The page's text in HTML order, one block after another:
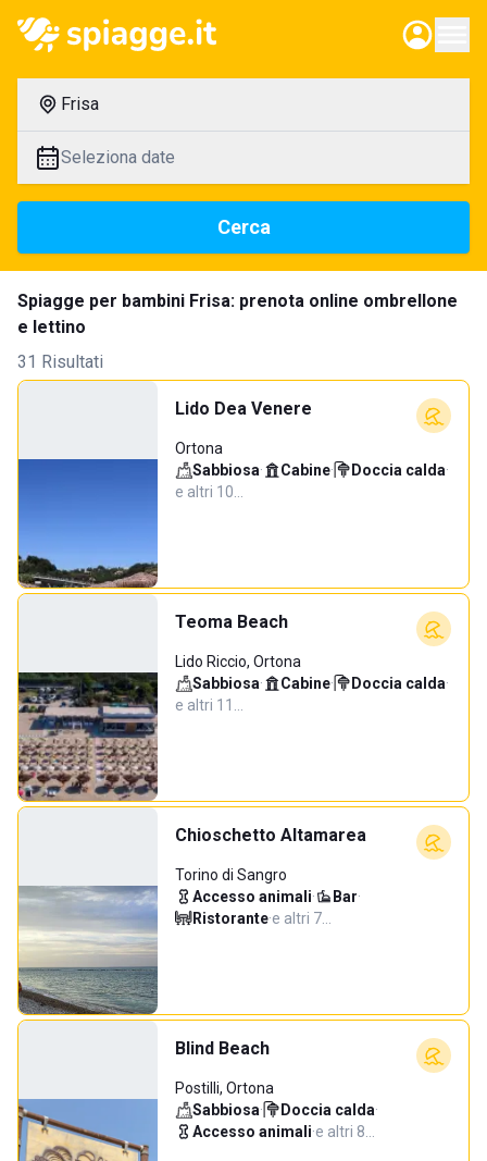
Frisa
Seleziona date
Cerca
Spiagge per bambini Frisa: prenota online ombrellone
e lettino
31 Risultati
Lido Dea Venere
Ortona
Sabbiosa· Cabine· Doccia calda·
e altri 10…
Teoma Beach
Lido Riccio, Ortona
Sabbiosa· Cabine· Doccia calda·
e altri 11…
Chioschetto Altamarea
Torino di Sangro
Accesso animali· Bar·
Ristorante·e altri 7…
Blind Beach
Postilli, Ortona
Sabbiosa· Doccia calda·
Accesso animali·e altri 8…